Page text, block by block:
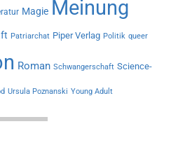
Magie Meinung
Patriarchat Piper Verlag Politik queer
Roman Schwangerschaft Science-
Ursula Poznanski Young Adult